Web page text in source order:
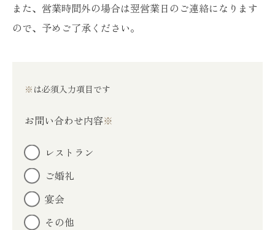
また、営業時間外の場合は翌営業日のご連絡になります
ので、予めご了承ください。
※ は必須入力項目です
お問い合わせ内容※
レストラン
ご婚礼
宴会
その他